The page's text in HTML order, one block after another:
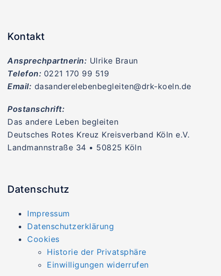
Kontakt
Ansprechpartnerin: Ulrike Braun
Telefon: 0221 170 99 519
Email: dasanderelebenbegleiten@drk-koeln.de
Postanschrift:
Das andere Leben begleiten
Deutsches Rotes Kreuz Kreisverband Köln e.V.
Landmannstraße 34 • 50825 Köln
Datenschutz
Impressum
Datenschutzerklärung
Cookies
Historie der Privatsphäre
Einwilligungen widerrufen